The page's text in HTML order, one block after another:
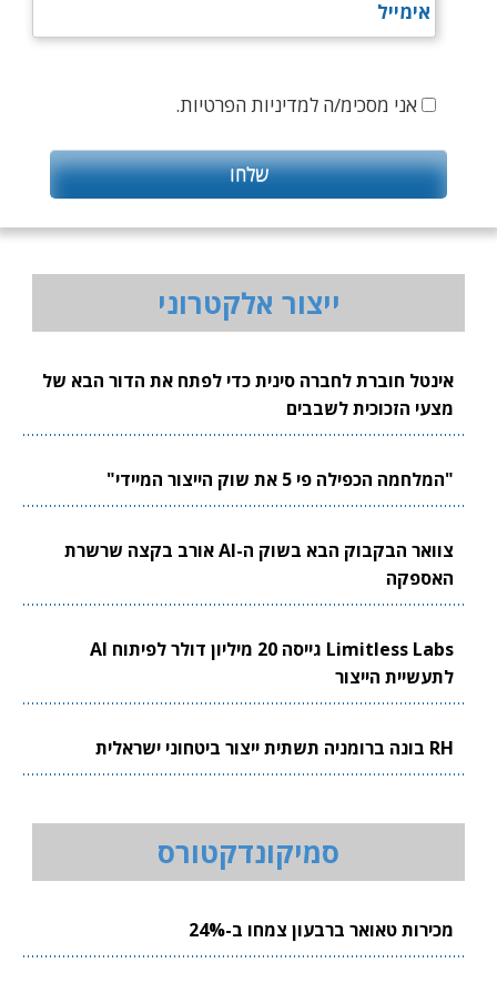
אני מסכימ/ה למדיניות הפרטיות.
ייצור אלקטרוני
אינטל חוברת לחברה סינית כדי לפתח את הדור הבא של
מצעי הזכוכית לשבבים
"המלחמה הכפילה פי 5 את שוק הייצור המיידי"
צוואר הבקבוק הבא בשוק ה-AI אורב בקצה שרשרת
האספקה
Limitless Labs גייסה 20 מיליון דולר לפיתוח AI
לתעשיית הייצור
RH בונה ברומניה תשתית ייצור ביטחוני ישראלית
סמיקונדקטורס
מכירות טאואר ברבעון צמחו ב-24%